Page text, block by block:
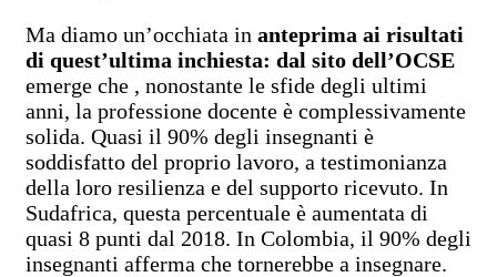
Ma diamo un’occhiata in anteprima ai risultati
di quest’ultima inchiesta: dal sito dell’OCSE
emerge che , nonostante le sfide degli ultimi
anni, la professione docente è complessivamente
solida. Quasi il 90% degli insegnanti è
soddisfatto del proprio lavoro, a testimonianza
della loro resilienza e del supporto ricevuto. In
Sudafrica, questa percentuale è aumentata di
quasi 8 punti dal 2018. In Colombia, il 90% degli
insegnanti afferma che tornerebbe a insegnare.